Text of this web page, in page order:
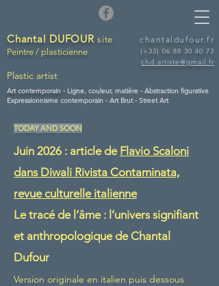
chantaldufour.fr
(+33) 06 88 30 40 73
chd.artiste@gmail.fr
Chantal DUFOURsite
Peintre / plasticienne
Plastic artist
Art contemporain - Ligne, couleur, matière - Abstraction figurative
Expressionnisme contemporain - Art Brut - Street Art
TODAY AND SOON
Juin 2026 : article de Flavio Scaloni
dans Diwali Rivista Contaminata,
revue culturelle italienne
Le tracé de l’âme : l’univers signifiant
et anthropologique de Chantal
Dufour
Version originale en italien puis dessous